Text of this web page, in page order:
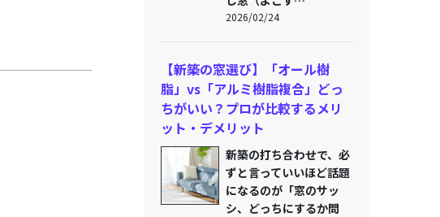
2026/02/24
【新築の窓選び】「オール樹
脂」vs「アルミ樹脂複合」どっ
ちがいい？プロが比較するメリ
ット・デメリット
新築の打ち合わせで、必
ずと言っていいほど話題
になるのが「窓のサッ
シ、どっちにするか問